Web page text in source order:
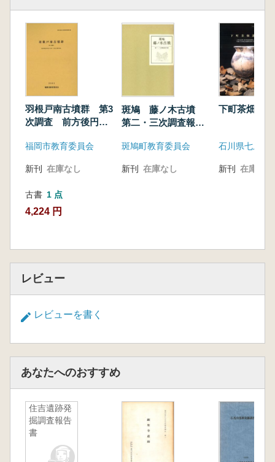
羽根戸南古墳群 第3
次調査 前方後円墳3
紀の古墳群の報告
福岡市教育委員会
新刊 在庫なし
古書 1 点
4,224 円
斑鳩 藤ノ木古墳
第二・三次調査報告
斑鳩町教育委員会
新刊 在庫なし
下町茶畑遺跡
新刊 在庫なし
レビュー
レビューを書く
あなたへのおすすめ
住吉遺跡発
掘調査報告
書